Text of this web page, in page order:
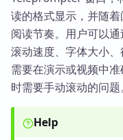
读的格式显示，并随
阅读节奏。用户可以
滚动速度、字体大小
需要在演示或视频中
时需要手动滚动的问题。
Help